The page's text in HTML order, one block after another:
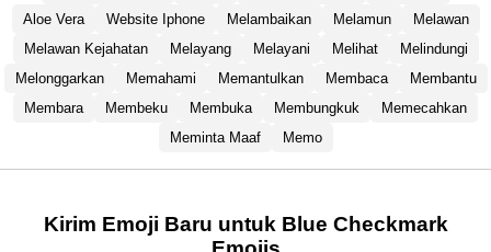
Aloe Vera
Website Iphone Melambaikan Melamun
Melawan
Melawan Kejahatan
Melayang Melayani Melihat
Melindungi
Melonggarkan
Memahami Memantulkan Membaca
Membantu
Membara
Membeku Membuka Membungkuk
Memecahkan
Meminta Maaf
Memo
Kirim Emoji Baru untuk Blue Checkmark